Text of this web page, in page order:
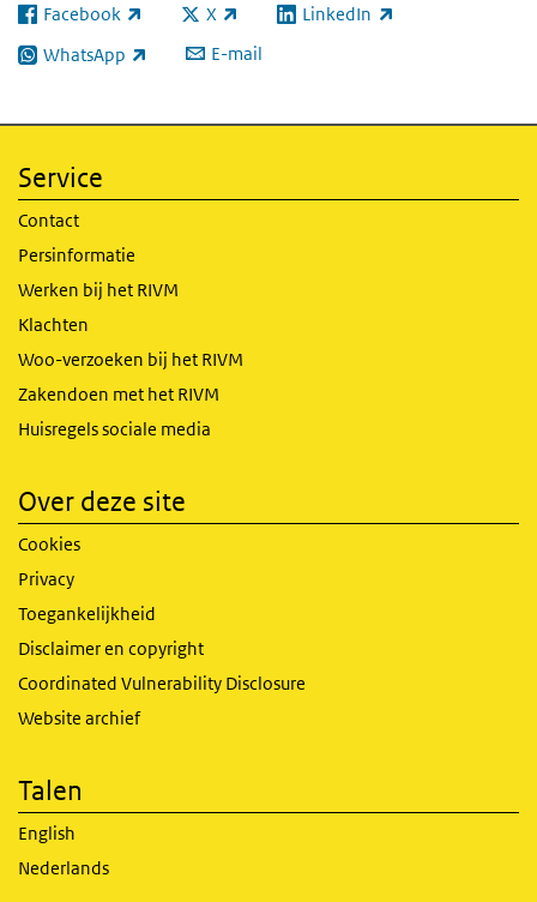
Facebook
(externe link) X
(externe link) LinkedIn
(externe link)
WhatsApp
(externe link) E-mail
Service
Contact
Persinformatie
Werken bij het RIVM
Klachten
Woo-verzoeken bij het RIVM
Zakendoen met het RIVM
Huisregels sociale media
Over deze site
Cookies
Privacy
Toegankelijkheid
Disclaimer en copyright
Coordinated Vulnerability Disclosure
Website archief
Talen
English
Nederlands